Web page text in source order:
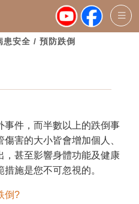
安全 / 預防跌倒
事件，而半數以上的跌倒事
害的大小皆會增加個人、
，甚至影響身體功能及健康
施是您不可忽視的。
倒?